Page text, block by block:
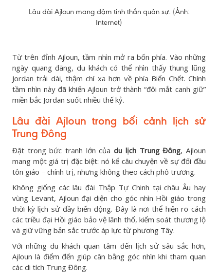
Lâu đài Ajloun mang đậm tinh thần quân sự. (Ảnh:
Internet)
Từ trên đỉnh Ajloun, tầm nhìn mở ra bốn phía. Vào những
ngày quang đãng, du khách có thể nhìn thấy thung lũng
Jordan trải dài, thậm chí xa hơn về phía Biển Chết. Chính
tầm nhìn này đã khiến Ajloun trở thành “đôi mắt canh giữ”
miền bắc Jordan suốt nhiều thế kỷ.
Lâu đài Ajloun trong bối cảnh lịch sử
Trung Đông
Đặt trong bức tranh lớn củadu lịch Trung Đông, Ajloun
mang một giá trị đặc biệt: nó kể câu chuyện về sự đối đầu
tôn giáo – chính trị, nhưng không theo cách phô trương.
Không giống các lâu đài Thập Tự Chinh tại châu Âu hay
vùng Levant, Ajloun đại diện cho góc nhìn Hồi giáo trong
thời kỳ lịch sử đầy biến động. Đây là nơi thể hiện rõ cách
các triều đại Hồi giáo bảo vệ lãnh thổ, kiểm soát thương lộ
và giữ vững bản sắc trước áp lực từ phương Tây.
Với những du khách quan tâm đến lịch sử sâu sắc hơn,
Ajloun là điểm đến giúp cân bằng góc nhìn khi tham quan
các di tích Trung Đông.